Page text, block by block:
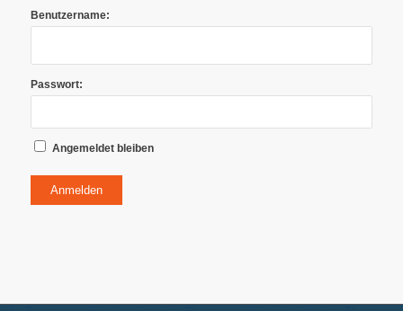
Benutzername:
Passwort:
Angemeldet bleiben
Anmelden